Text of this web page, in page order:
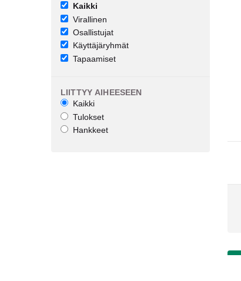
Kaikki
Virallinen
Osallistujat
Käyttäjäryhmät
Tapaamiset
LIITTYY AIHEESEEN
Kaikki
Tulokset
Hankkeet